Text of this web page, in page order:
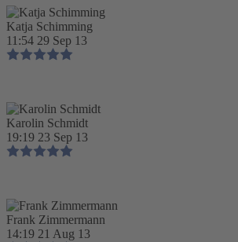
Katja Schimming
11:54 29 Sep 13
Karolin Schmidt
19:19 23 Sep 13
Frank Zimmermann
14:19 21 Aug 13